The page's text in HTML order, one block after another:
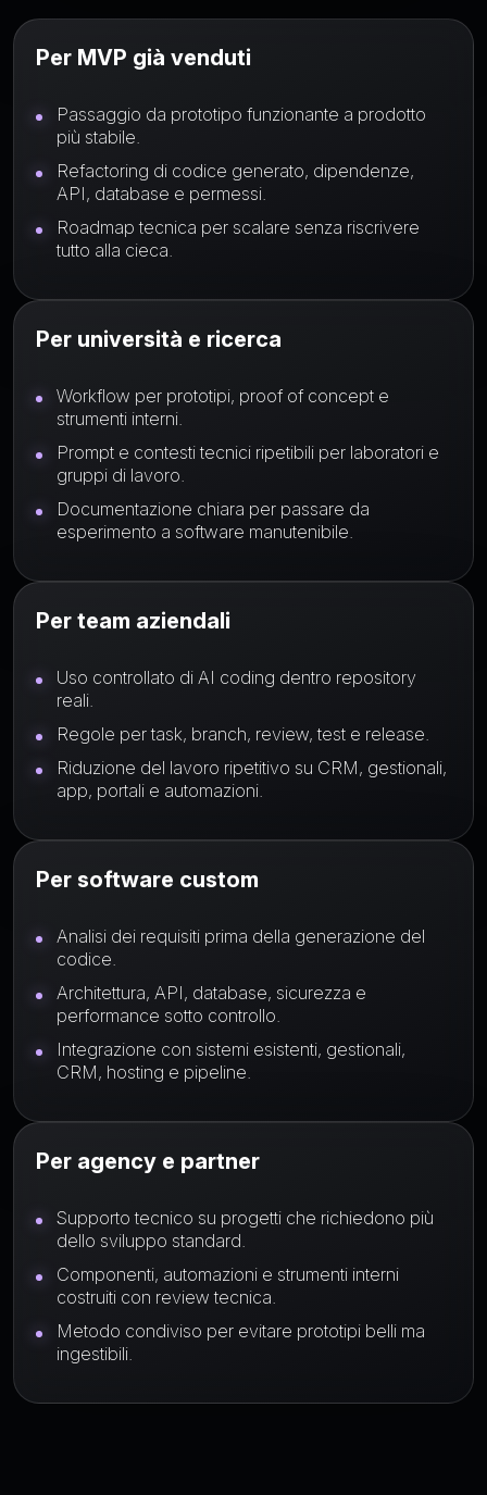
Per MVP già venduti
Passaggio da prototipo funzionante a prodotto
più stabile.
Refactoring di codice generato, dipendenze,
API, database e permessi.
Roadmap tecnica per scalare senza riscrivere
tutto alla cieca.
Per università e ricerca
Workflow per prototipi, proof of concept e
strumenti interni.
Prompt e contesti tecnici ripetibili per laboratori e
gruppi di lavoro.
Documentazione chiara per passare da
esperimento a software manutenibile.
Per team aziendali
Uso controllato di AI coding dentro repository
reali.
Regole per task, branch, review, test e release.
Riduzione del lavoro ripetitivo su CRM, gestionali,
app, portali e automazioni.
Per software custom
Analisi dei requisiti prima della generazione del
codice.
Architettura, API, database, sicurezza e
performance sotto controllo.
Integrazione con sistemi esistenti, gestionali,
CRM, hosting e pipeline.
Per agency e partner
Supporto tecnico su progetti che richiedono più
dello sviluppo standard.
Componenti, automazioni e strumenti interni
costruiti con review tecnica.
Metodo condiviso per evitare prototipi belli ma
ingestibili.